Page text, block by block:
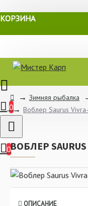
КОРЗИНА
0
0
Зимняя рыбалка
Воблер Saurus
ВОБЛЕР SAURUS
ОПИСАНИЕ